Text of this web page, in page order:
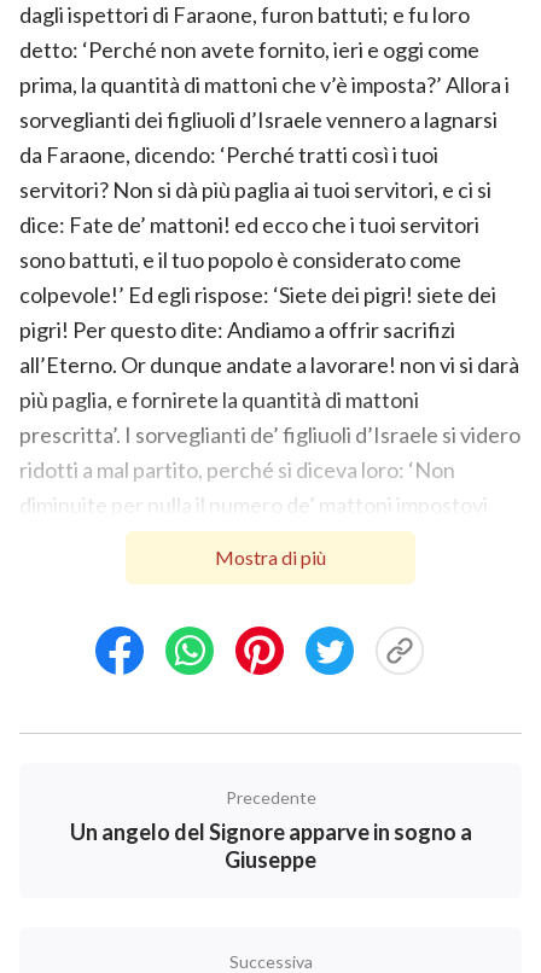
dagli ispettori di Faraone, furon battuti; e fu loro
detto: ‘Perché non avete fornito, ieri e oggi come
prima, la quantità di mattoni che v’è imposta?’ Allora i
sorveglianti dei figliuoli d’Israele vennero a lagnarsi
da Faraone, dicendo: ‘Perché tratti così i tuoi
servitori? Non si dà più paglia ai tuoi servitori, e ci si
dice: Fate de’ mattoni! ed ecco che i tuoi servitori
sono battuti, e il tuo popolo è considerato come
colpevole!’ Ed egli rispose: ‘Siete dei pigri! siete dei
pigri! Per questo dite: Andiamo a offrir sacrifizi
all’Eterno. Or dunque andate a lavorare! non vi si darà
più paglia, e fornirete la quantità di mattoni
prescritta’. I sorveglianti de’ figliuoli d’Israele si videro
ridotti a mal partito, perché si diceva loro: ‘Non
diminuite per nulla il numero de’ mattoni impostovi
giorno per giorno’. E, uscendo da Faraone,
incontrarono Mosè e Aaronne, che stavano ad
sguardo su voi, e giudichi! poiché ci avete messi in
cattivo odore dinanzi a Faraone e dinanzi ai suoi
Perché dunque mi hai mandato? Poiché, da quando
sono andato da Faraone per parlargli in tuo nome, egli
Mostra di più
Precedente
Un angelo del Signore apparve in sogno a
Giuseppe
Successiva